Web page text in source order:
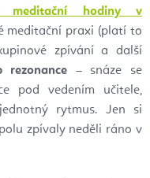
meditační hodiny v
meditační praxi (platí to
zpívání a další
rezonance – snáze se
pod vedením učitele,
rytmus. Jen si
zpívaly neděli ráno v